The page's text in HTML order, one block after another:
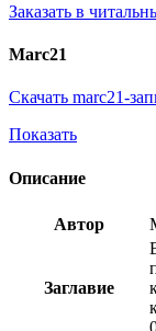
Заказать в
Marc21
Скачать marc21-
Показать
Описание
Автор
Заглавие